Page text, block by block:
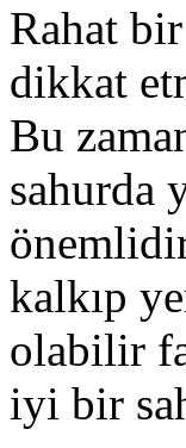
Rahat
dikkat
Bu
sahurda
kalkıp
olabilir
iyi bir